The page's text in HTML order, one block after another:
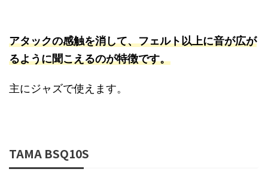
アタックの感触を消して、フェルト以上に音が広が
るように聞こえるのが特徴です。
主にジャズで使えます。
TAMA BSQ10S